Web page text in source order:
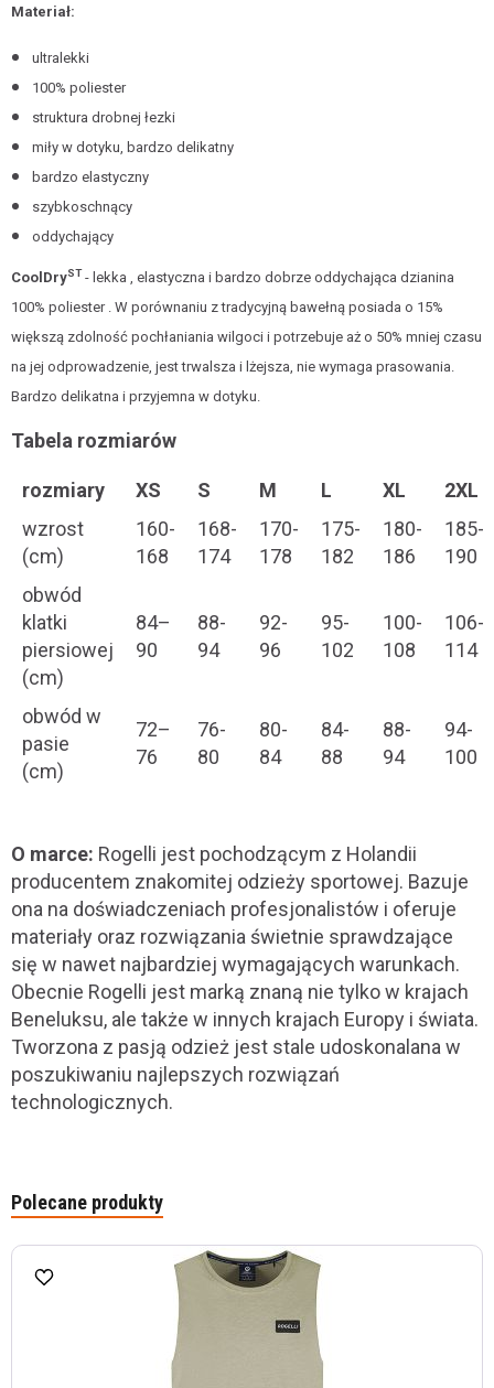
Materiał:
ultralekki
100% poliester
struktura drobnej łezki
miły w dotyku, bardzo delikatny
bardzo elastyczny
szybkoschnący
oddychający
CoolDryST - lekka , elastyczna i bardzo dobrze oddychająca dzianina
100% poliester . W porównaniu z tradycyjną bawełną posiada o 15%
większą zdolność pochłaniania wilgoci i potrzebuje aż o 50% mniej czasu
na jej odprowadzenie, jest trwalsza i lżejsza, nie wymaga prasowania.
Bardzo delikatna i przyjemna w dotyku.
Tabela rozmiarów
rozmiary XS S M L XL
2XL
wzrost
(cm)
160-
168
168-
174
170-
178
175-
182
180-
186
185-
190
obwód
klatki
piersiowej
(cm)
84–
90
88-
94
92-
96
95-
102
100-
108
106-
114
obwód w
pasie
(cm)
72–
76
76-
80
80-
84
84-
88
88-
94
94-
100
O marce: Rogelli jest pochodzącym z Holandii
producentem znakomitej odzieży sportowej. Bazuje
ona na doświadczeniach profesjonalistów i oferuje
materiały oraz rozwiązania świetnie sprawdzające
się w nawet najbardziej wymagających warunkach.
Obecnie Rogelli jest marką znaną nie tylko w krajach
Beneluksu, ale także w innych krajach Europy i świata.
Tworzona z pasją odzież jest stale udoskonalana w
poszukiwaniu najlepszych rozwiązań
technologicznych.
Polecane produkty